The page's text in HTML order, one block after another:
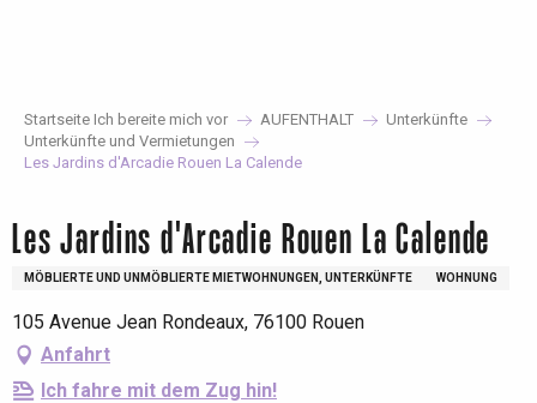
Startseite Ich bereite mich vor AUFENTHALT
Unterkünfte
Unterkünfte und Vermietungen
Les Jardins d'Arcadie Rouen La Calende
Les Jardins d'Arcadie Rouen La Calende
MÖBLIERTE UND UNMÖBLIERTE MIETWOHNUNGEN, UNTERKÜNFTE WOHNUNG
105 Avenue Jean Rondeaux, 76100 Rouen
Anfahrt
Ich fahre mit dem Zug hin!